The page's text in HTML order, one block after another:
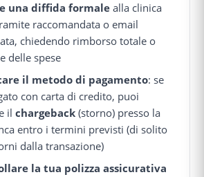
una diffida formale alla clinica
raccomandata o email
chiedendo rimborso totale o
delle spese
il metodo di pagamento: se
con carta di credito, puoi
ilchargeback (storno) presso la
entro i termini previsti (di solito
dalla transazione)
la tua polizza assicurativa